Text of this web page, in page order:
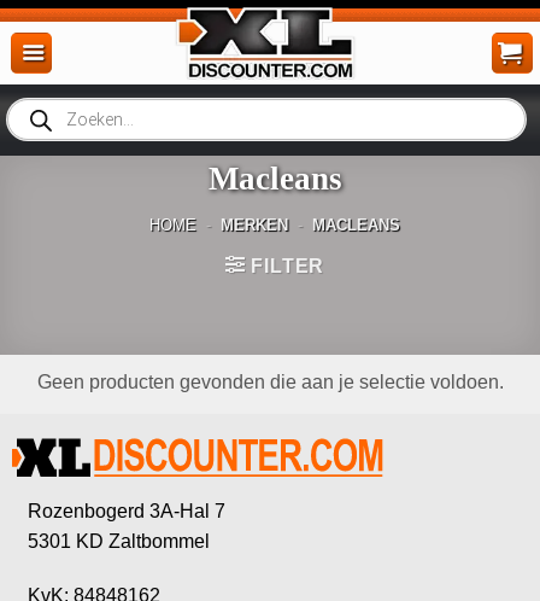
Ga
naar
inhoud
Producten
zoeken
Macleans
HOME - MERKEN - MACLEANS
FILTER
Geen producten gevonden die aan je selectie voldoen.
Rozenbogerd 3A-Hal 7
5301 KD Zaltbommel
KvK: 84848162